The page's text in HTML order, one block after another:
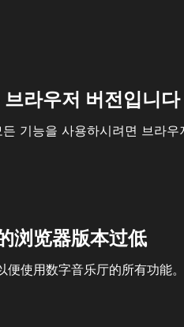
라우저 버전입니다
기능을 사용하시려면 브라
浏览器版本过低
使用数字音乐厅的所有功能。